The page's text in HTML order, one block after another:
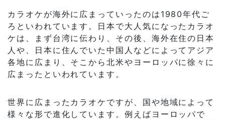
カラオケが海外に広まっていったのは1980年代ご
ろといわれています。日本で大人気になったカラオ
ケは、まず台湾に伝わり、その後、海外在住の日本
人や、日本に住んでいた中国人などによってアジア
各地に広まり、そこから北米やヨーロッパに徐々に
広まったといわれています。
世界に広まったカラオケですが、国や地域によって
様々な形で進化しています。例えばヨーロッパで